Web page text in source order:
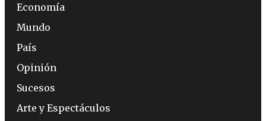
Economía
Mundo
País
Opinión
Sucesos
Arte y Espectáculos